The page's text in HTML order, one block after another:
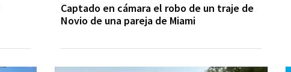
Captado en cámara el robo de un traje de
Novio de una pareja de Miami